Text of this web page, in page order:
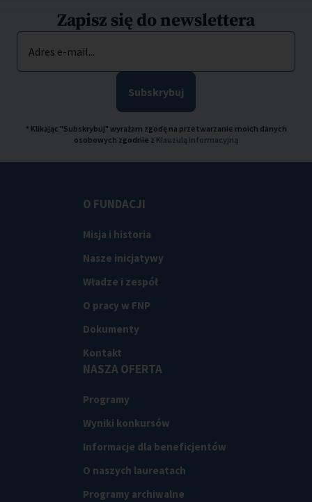
Zapisz się do newslettera
Adres e-mail...
Subskrybuj
* Klikając "Subskrybuj" wyrażam zgodę na przetwarzanie moich danych
osobowych zgodnie z Klauzulą informacyjną
O FUNDACJI
Misja i historia
Nasze inicjatywy
Władze i zespół
O pracy w FNP
Dokumenty
Kontakt
NASZA OFERTA
Programy
Wyniki konkursów
Informacje dla beneficjentów
O naszych laureatach
Programy archiwalne